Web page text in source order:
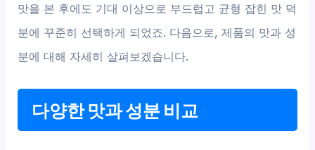
맛을 본 후에도 기대 이상으로 부드럽고 균형 잡힌 맛 덕
분에 꾸준히 선택하게 되었죠. 다음으로, 제품의 맛과 성
분에 대해 자세히 살펴보겠습니다.
다양한 맛과 성분 비교